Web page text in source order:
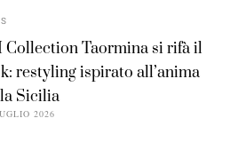
Collection Taormina si rifà il
restyling ispirato all’anima
Sicilia
2026